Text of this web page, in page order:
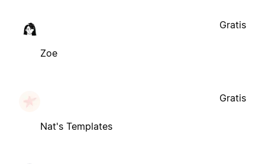
Zoe
Gratis
Nat's Templates
Gratis